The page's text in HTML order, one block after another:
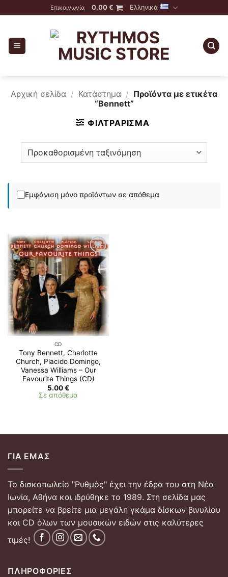
to
Επικοινωνία 0.00 € Ελληνικά
Αρχική σελίδα / Κατάστημα / Προϊόντα με ετικέτα
“Bennett”
ΦΙΛΤΡΆΡΙΣΜΑ
Εμφάνιση μόνο προϊόντων σε απόθεμα
Προσθήκη
στη λίστα
επιθυμιών
CD
Tony Bennett, Charlotte
Church, Placido Domingo,
Vanessa Williams – Our
Favourite Things (CD)
5.00€
Σε απόθεμα
ΓΙΑ ΕΜΆΣ
Το δισκοπωλείο "Ρυθμός" έχει την έδρα του στη Νέα
Ιωνία, Αθήνα και ιδρύθηκε το 1989. Στη σελίδα μας
μπορείτε να βρείτε μια μεγάλη γκάμα δίσκων βινυλίου
και CD όλων των μουσικών ειδών στις καλύτερες
τιμές!
ΠΛΗΡΟΦΟΡΊΕΣ